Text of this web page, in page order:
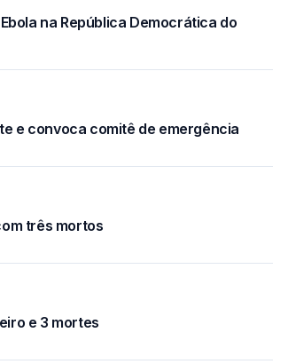
na República Democrática do
e convoca comitê de emergência
três mortos
e 3 mortes